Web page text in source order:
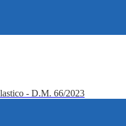
- D.M. 66/2023